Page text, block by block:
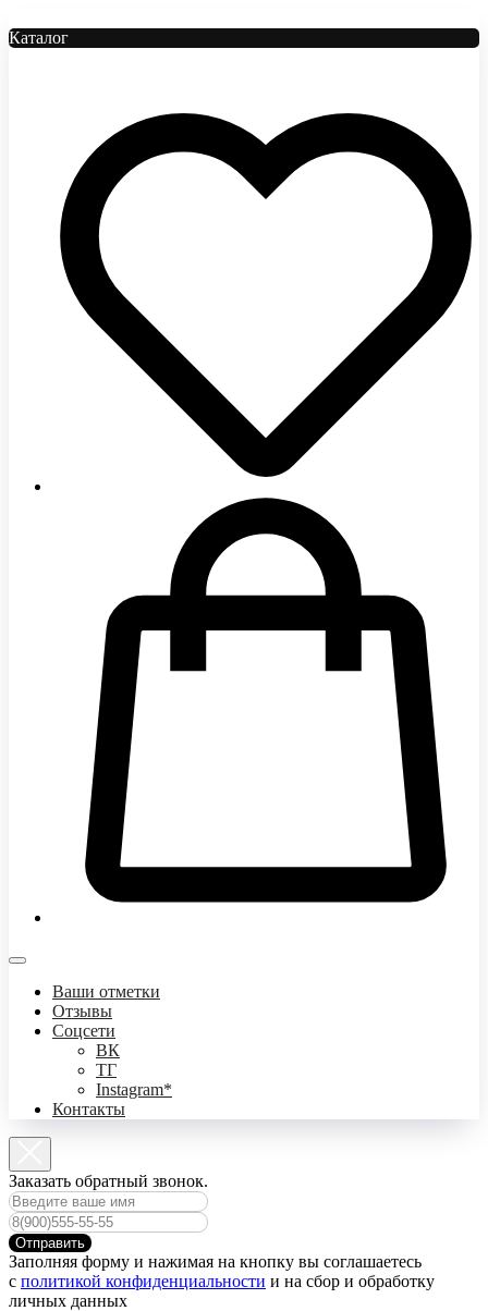
Каталог
Ваши отметки
Отзывы
Соцсети
ВК
ТГ
Instagram*
Контакты
Заказать обратный звонок.
Отправить
Заполняя форму и нажимая на кнопку вы соглашаетесь
с политикой конфиденциальности и на сбор и обработку
личных данных